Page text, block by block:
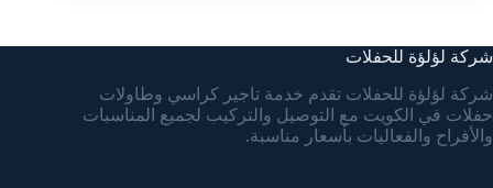
شركة لؤلؤة للحفلات
شركة لؤلؤة للحفلات تقدم خدمة تاجير كراسي وطاولات
حفلات في الكويت مع التوصيل والتركيب لجميع المناسبات
والأفراح والفعاليات بأسعار مناسبة.